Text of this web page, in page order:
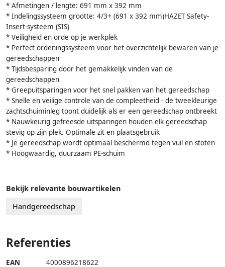
* Afmetingen / lengte: 691 mm x 392 mm
* Indelingssysteem grootte: 4/3+ (691 x 392 mm)HAZET Safety-
Insert-systeem (SIS)
* Veiligheid en orde op je werkplek
* Perfect ordeningssysteem voor het overzichtelijk bewaren van je
gereedschappen
* Tijdsbesparing door het gemakkelijk vinden van de
gereedschappen
* Greepuitsparingen voor het snel pakken van het gereedschap
* Snelle en veilige controle van de compleetheid - de tweekleurige
zachtschuiminleg toont duidelijk als er een gereedschap ontbreekt
* Nauwkeurig gefreesde uitsparingen houden elk gereedschap
stevig op zijn plek. Optimale zit en plaatsgebruik
* Je gereedschap wordt optimaal beschermd tegen vuil en stoten
* Hoogwaardig, duurzaam PE-schuim
Bekijk relevante bouwartikelen
Handgereedschap
Referenties
EAN 4000896218622